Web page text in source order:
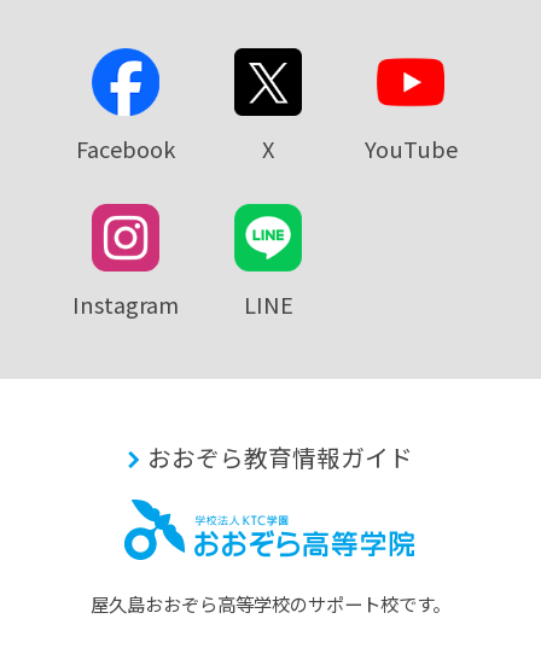
Facebook X YouTube
Instagram LINE
おおぞら教育情報ガイド
屋久島おおぞら⾼等学校のサポート校です。